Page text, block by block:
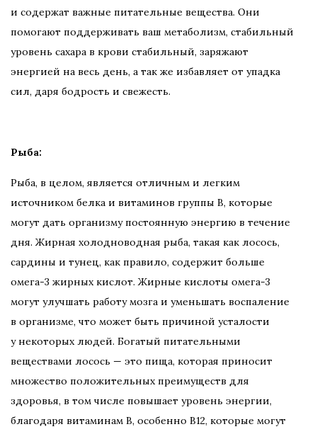
и содержат важные питательные вещества. Они
помогают поддерживать ваш метаболизм, стабильный
уровень сахара в крови стабильный, заряжают
энергией на весь день, а так же избавляет от упадка
сил, даря бодрость и свежесть.
Рыба:
Рыба, в целом, является отличным и легким
источником белка и витаминов группы B, которые
могут дать организму постоянную энергию в течение
дня. Жирная холодноводная рыба, такая как лосось,
сардины и тунец, как правило, содержит больше
омега-3 жирных кислот. Жирные кислоты омега-3
могут улучшать работу мозга и уменьшать воспаление
в организме, что может быть причиной усталости
у некоторых людей. Богатый питательными
веществами лосось — это пища, которая приносит
множество положительных преимуществ для
здоровья, в том числе повышает уровень энергии,
благодаря витаминам B, особенно B12, которые могут